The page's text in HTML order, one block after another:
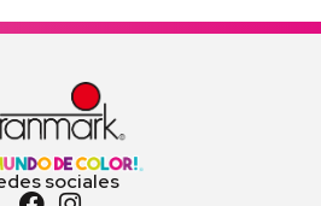
sociales